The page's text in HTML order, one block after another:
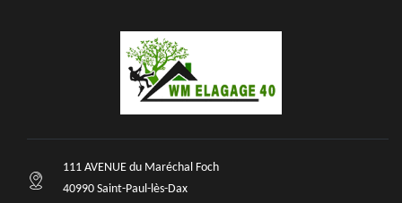
111 AVENUE du Maréchal Foch
40990 Saint-Paul-lès-Dax